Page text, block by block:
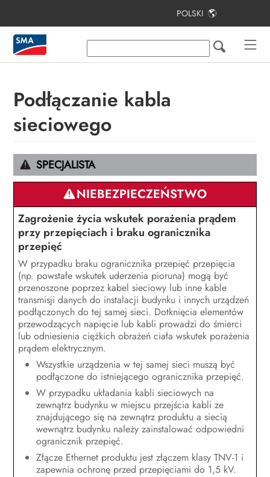
POLSKI
Podłączanie kabla
sieciowego
SPECJALISTA
NIEBEZPIECZEŃSTWO
Zagrożenie życia wskutek porażenia prądem
przy przepięciach i braku ogranicznika
przepięć
W przypadku braku ogranicznika przepięć przepięcia
(np. powstałe wskutek uderzenia pioruna) mogą być
przenoszone poprzez kabel sieciowy lub inne kable
transmisji danych do instalacji budynku i innych urządzeń
podłączonych do tej samej sieci. Dotknięcia elementów
przewodzących napięcie lub kabli prowadzi do śmierci
lub odniesienia ciężkich obrażeń ciała wskutek porażenia
prądem elektrycznym.
Wszystkie urządzenia w tej samej sieci muszą być
podłączone do istniejącego ogranicznika przepięć.
W przypadku układania kabli sieciowych na
zewnątrz budynku w miejscu przejścia kabli ze
znajdującego się na zewnątrz produktu a siecią
wewnątrz budynku należy zainstalować odpowiedni
ogranicznik przepięć.
Złącze Ethernet produktu jest złączem klasy TNV-1 i
zapewnia ochronę przed przepięciami do 1,5 kV.
Spis treści
Informacje na temat niniejszego
Bezpieczeństwo
Zakres dostawy
Widok urządzenia
Montaż
Podłączenie elektryczne
Uruchomienie
Obsługa
Odłączanie produktu od napięcia
Obsługa techniczna
Czyszczenie produktu
Diagnostyka błędów
Wyłączenie produktu z eksploatacji
Sposób postępowania przy
otrzymaniu urządzenia zastępczego
Utylizacja
Dane techniczne